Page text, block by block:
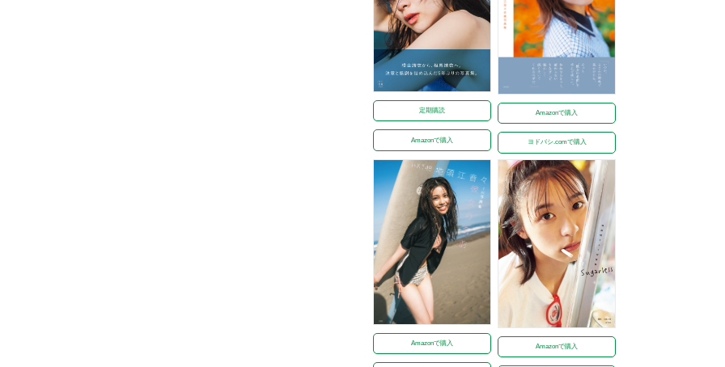
定期購読
Amazonで購入
Amazonで購入
ヨドバシ.comで購入
Amazonで購入 Amazonで購入